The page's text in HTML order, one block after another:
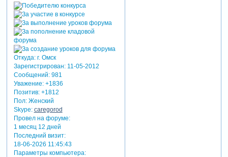
Откуда:г. Омск
Зарегистрирован: 11-05-2012
Сообщений:981
Уважение: +1836
Позитив: +1812
Пол:Женский
Skype: caregorod
Провел на форуме:
1 месяц 12 дней
Последний визит:
18-06-2026 11:45:43
Параметры компьютера: